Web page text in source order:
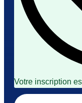
Votre inscription